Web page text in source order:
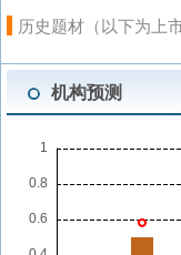
历史题材（以下为上
机构预测